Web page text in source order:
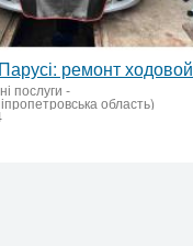
ремонт ходовой
послуги -
область)